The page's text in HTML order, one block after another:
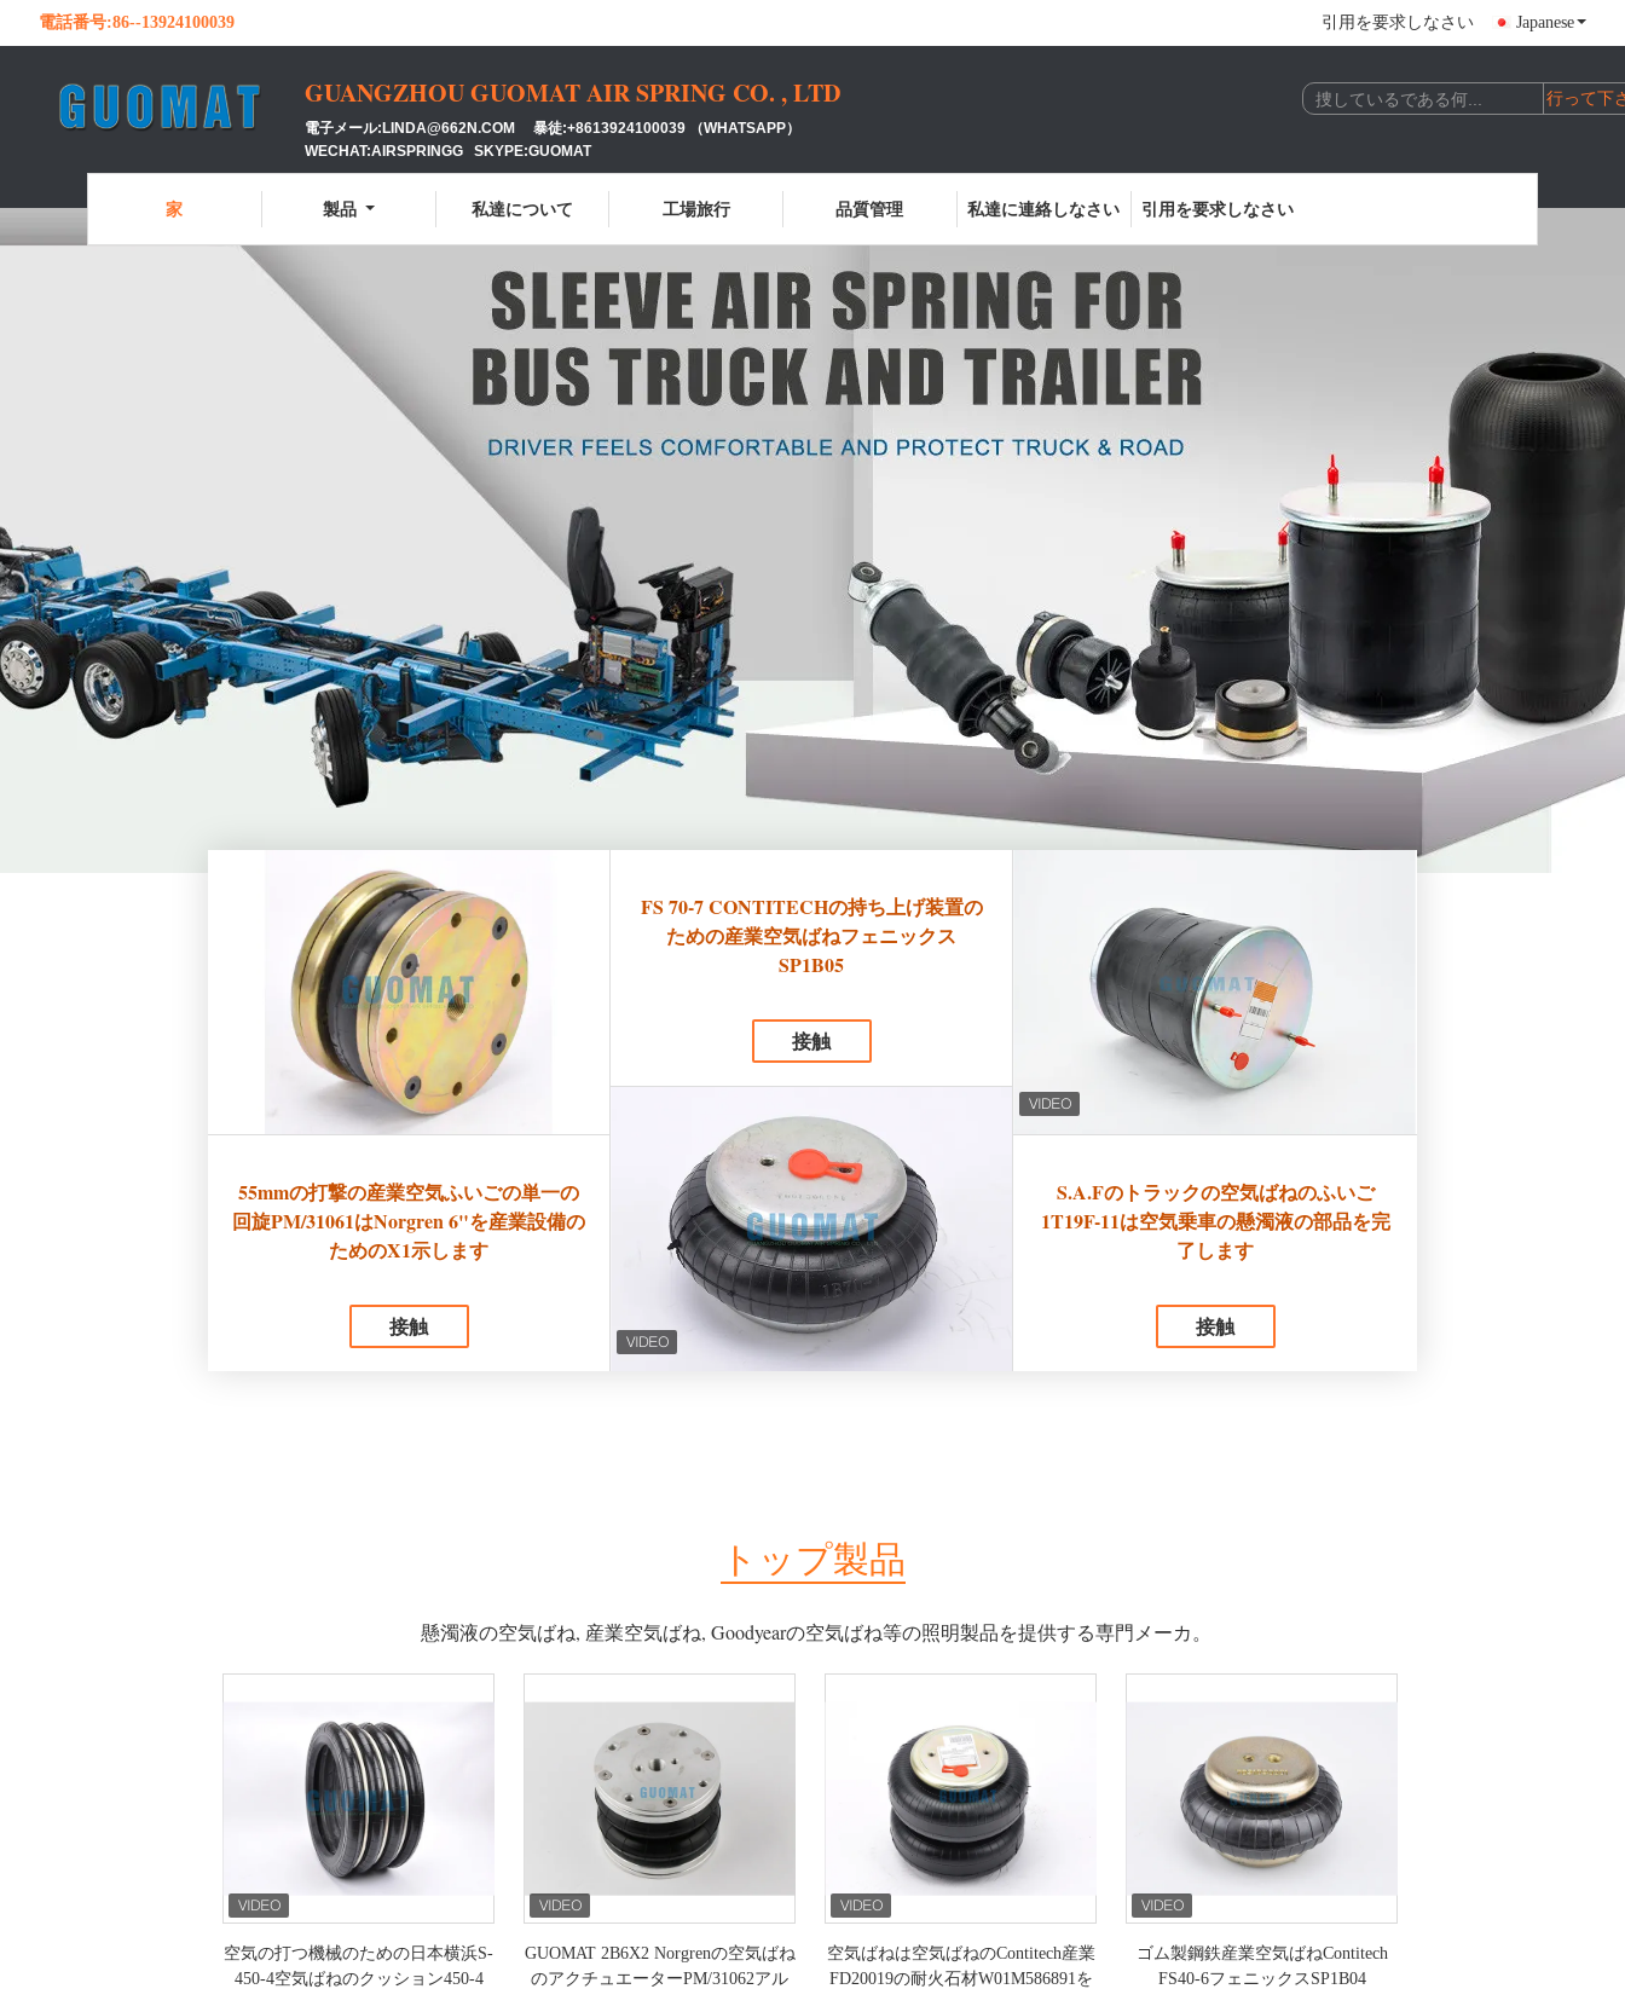
電話番号:86--13924100039 引用を要求しなさい Japanese
GUANGZHOU GUOMAT AIR SPRING CO. , LTD
電子メール:LINDA@662N.COM 暴徒:+8613924100039 （WHATSAPP）
WECHAT:AIRSPRINGG SKYPE:GUOMAT
家 製品 私達について 工場旅行 品質管理 私達に連絡しなさい 引用を要求しなさい
55mmの打撃の産業空気ふいごの単一の
回旋PM/31061はNorgren 6"を産業設備の
ためのX1示します
接触
FS 70-7 CONTITECHの持ち上げ装置の
ための産業空気ばねフェニックス
SP1B05
接触
S.A.Fのトラックの空気ばねのふいご
1T19F-11は空気乗車の懸濁液の部品を完
了します
接触
トップ製品
懸濁液の空気ばね, 産業空気ばね, Goodyearの空気ばね等の照明製品を提供する専門メーカ。
空気の打つ機械のための日本横浜S-
450-4空気ばねのクッション450-4
GUOMAT 2B6X2 Norgrenの空気ばね
のアクチュエーターPM/31062アル
空気ばねは空気ばねのContitech産業
FD20019の耐火石材W01M586891を
ゴム製鋼鉄産業空気ばねContitech
FS40-6フェニックスSP1B04